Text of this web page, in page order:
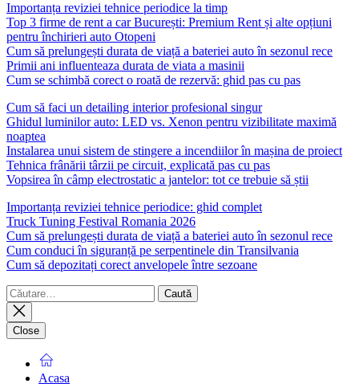
Importanța reviziei tehnice periodice la timp
Top 3 firme de rent a car București: Premium Rent și alte opțiuni
pentru închirieri auto Otopeni
Cum să prelungești durata de viață a bateriei auto în sezonul rece
Primii ani influenteaza durata de viata a masinii
Cum se schimbă corect o roată de rezervă: ghid pas cu pas
Cum să faci un detailing interior profesional singur
Ghidul luminilor auto: LED vs. Xenon pentru vizibilitate maximă
noaptea
Instalarea unui sistem de stingere a incendiilor în mașina de proiect
Tehnica frânării târzii pe circuit, explicată pas cu pas
Vopsirea în câmp electrostatic a jantelor: tot ce trebuie să știi
Importanța reviziei tehnice periodice: ghid complet
Truck Tuning Festival Romania 2026
Cum să prelungești durata de viață a bateriei auto în sezonul rece
Cum conduci în siguranță pe serpentinele din Transilvania
Cum să depozitați corect anvelopele între sezoane
Caută
după:
Close
Acasa